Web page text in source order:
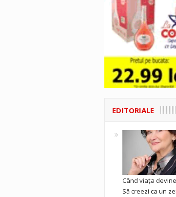
EDITORIALE
Când viața
Să creezi ca un